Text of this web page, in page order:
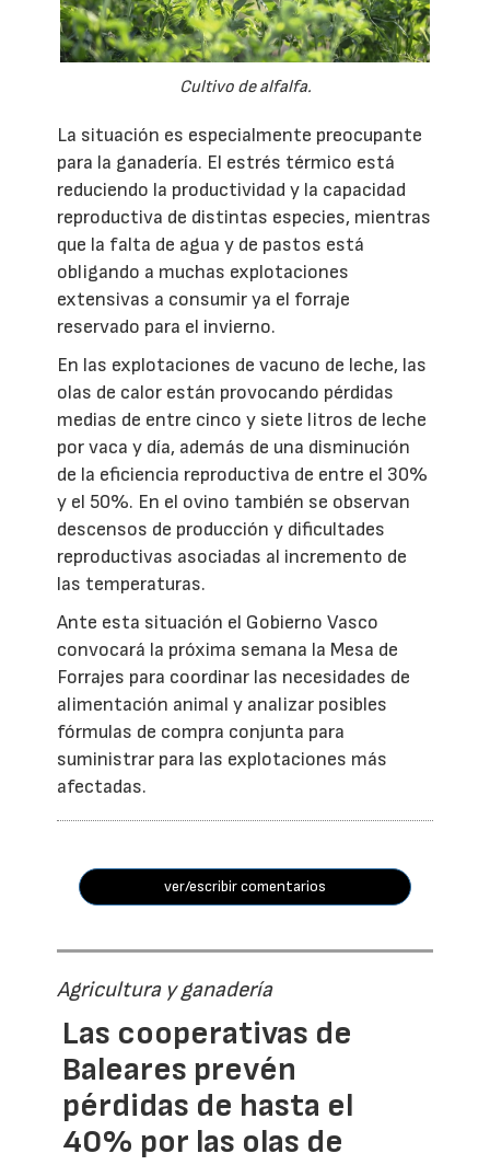
Cultivo de alfalfa.
La situación es especialmente preocupante
para la ganadería. El estrés térmico está
reduciendo la productividad y la capacidad
reproductiva de distintas especies, mientras
que la falta de agua y de pastos está
obligando a muchas explotaciones
extensivas a consumir ya el forraje
reservado para el invierno.
En las explotaciones de vacuno de leche, las
olas de calor están provocando pérdidas
medias de entre cinco y siete litros de leche
por vaca y día, además de una disminución
de la eficiencia reproductiva de entre el 30%
y el 50%. En el ovino también se observan
descensos de producción y dificultades
reproductivas asociadas al incremento de
las temperaturas.
Ante esta situación el Gobierno Vasco
convocará la próxima semana la Mesa de
Forrajes para coordinar las necesidades de
alimentación animal y analizar posibles
fórmulas de compra conjunta para
suministrar para las explotaciones más
afectadas.
ver/escribir comentarios
Agricultura y ganadería
Las cooperativas de
Baleares prevén
pérdidas de hasta el
40% por las olas de